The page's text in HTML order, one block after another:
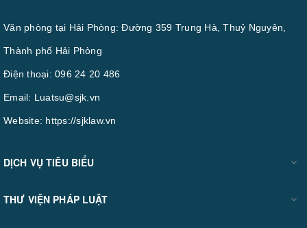
Văn phòng tại Hải Phòng: Đường 359 Trung Hà, Thuỷ Nguyên,
Thành phố Hải Phòng
Điện thoại: 096 24 20 486
Email: Luatsu@sjk.vn
Website: https://sjklaw.vn
DỊCH VỤ TIÊU BIỂU
THƯ VIỆN PHÁP LUẬT